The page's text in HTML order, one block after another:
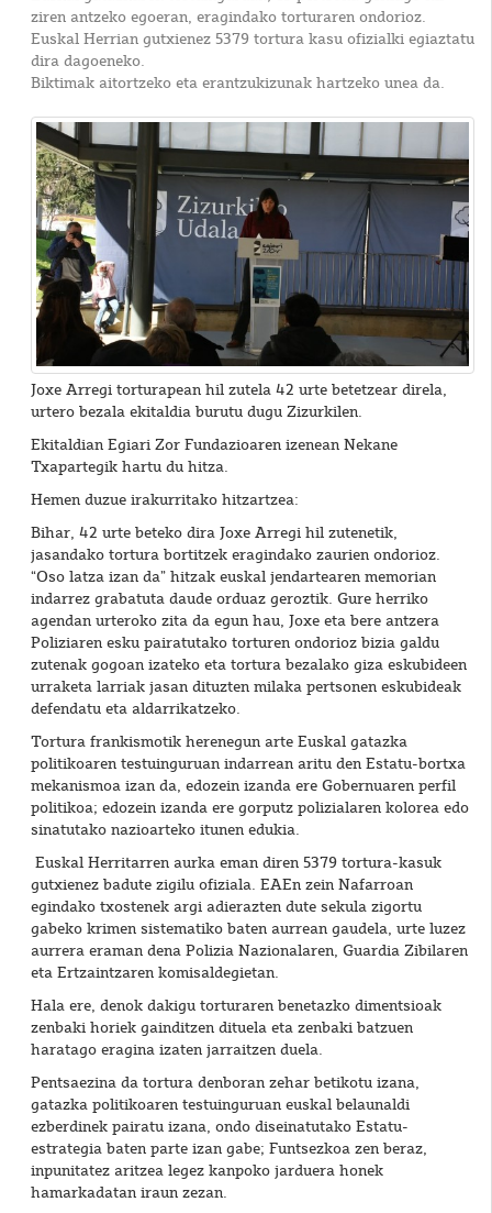
ziren antzeko egoeran, eragindako torturaren ondorioz.
Euskal Herrian gutxienez 5379 tortura kasu ofizialki egiaztatu
dira dagoeneko.
Biktimak aitortzeko eta erantzukizunak hartzeko unea da.
Joxe Arregi torturapean hil zutela 42 urte betetzear direla,
urtero bezala ekitaldia burutu dugu Zizurkilen.
Ekitaldian Egiari Zor Fundazioaren izenean Nekane
Txapartegik hartu du hitza.
Hemen duzue irakurritako hitzartzea:
Bihar, 42 urte beteko dira Joxe Arregi hil zutenetik,
jasandako tortura bortitzek eragindako zaurien ondorioz.
“Oso latza izan da” hitzak euskal jendartearen memorian
indarrez grabatuta daude orduaz geroztik. Gure herriko
agendan urteroko zita da egun hau, Joxe eta bere antzera
Poliziaren esku pairatutako torturen ondorioz bizia galdu
zutenak gogoan izateko eta tortura bezalako giza eskubideen
urraketa larriak jasan dituzten milaka pertsonen eskubideak
defendatu eta aldarrikatzeko.
Tortura frankismotik herenegun arte Euskal gatazka
politikoaren testuinguruan indarrean aritu den Estatu-bortxa
mekanismoa izan da, edozein izanda ere Gobernuaren perfil
politikoa; edozein izanda ere gorputz polizialaren kolorea edo
sinatutako nazioarteko itunen edukia.
Euskal Herritarren aurka eman diren 5379 tortura-kasuk
gutxienez badute zigilu ofiziala. EAEn zein Nafarroan
egindako txostenek argi adierazten dute sekula zigortu
gabeko krimen sistematiko baten aurrean gaudela, urte luzez
aurrera eraman dena Polizia Nazionalaren, Guardia Zibilaren
eta Ertzaintzaren komisaldegietan.
Hala ere, denok dakigu torturaren benetazko dimentsioak
zenbaki horiek gainditzen dituela eta zenbaki batzuen
haratago eragina izaten jarraitzen duela.
Pentsaezina da tortura denboran zehar betikotu izana,
gatazka politikoaren testuinguruan euskal belaunaldi
ezberdinek pairatu izana, ondo diseinatutako Estatu-
estrategia baten parte izan gabe; Funtsezkoa zen beraz,
inpunitatez aritzea legez kanpoko jarduera honek
hamarkadatan iraun zezan.